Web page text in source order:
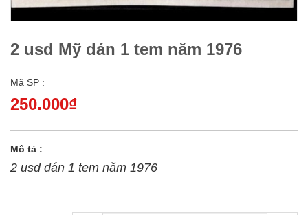
2 usd Mỹ dán 1 tem năm 1976
Mã SP :
250.000₫
Mô tả :
2 usd dán 1 tem năm 1976